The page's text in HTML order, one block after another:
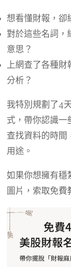
想看懂財報，卻
對於這些名詞，
意思？
上網查了各種
分析？
我特別規劃了4
式，帶你認識一
查找資料的時間
用途。
如果你想擁有穩
圖片，索取免費